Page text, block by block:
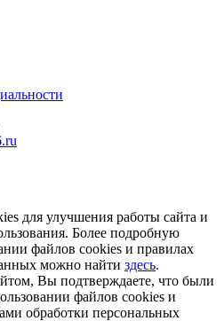
для улучшения работы сайта и
Более подробную
файлов cookies и правилах
можно найти здесь.
Вы подтверждаете, что были
файлов cookies и
обработки персональных